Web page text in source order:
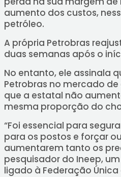
aumento dos custos,
petróleo.
A própria Petrobras
duas semanas após o
No entanto, ele assinala
Petrobras no mercado
que a estatal não
mesma proporção do
“Foi essencial para
para os postos e forçar
aumentarem tanto os
pesquisador do Ineep,
ligado à Federação Única